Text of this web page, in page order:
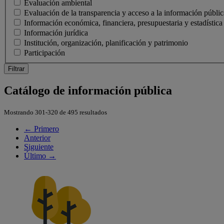
Evaluación ambiental
Evaluación de la transparencia y acceso a la información
Información económica, financiera, presupuestaria y estadística
Información jurídica
Institución, organización, planificación y patrimonio
Participación
Filtrar
Catálogo de información pública
Mostrando 301-320 de 495 resultados
← Primero
Anterior
Siguiente
Último →